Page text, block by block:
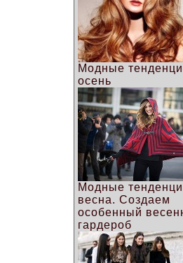
Модные
осень
Модные
весна. Создаем
особенный
гардероб